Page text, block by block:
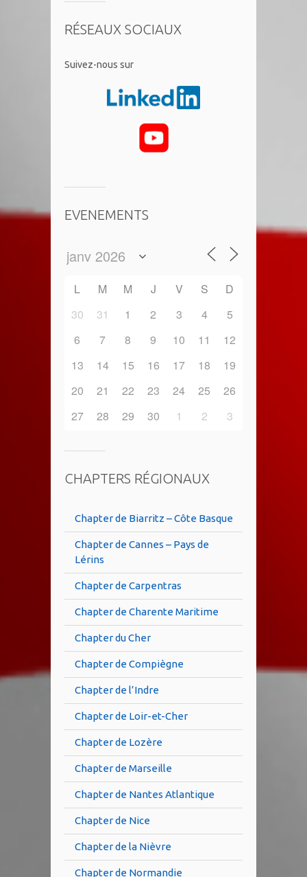
RÉSEAUX SOCIAUX
​Suivez-nous sur
EVENEMENTS
L M M J V S
D
30
31 1 2 3 4
5
6
7 8 9 10 11
12
13
14 15 16 17 18
19
20
21 22 23 24 25
26
27
28 29 30 1 2 3
CHAPTERS RÉGIONAUX
Chapter de Biarritz – Côte Basque
Chapter de Cannes – Pays de
Lérins
Chapter de Carpentras
Chapter de Charente Maritime
Chapter du Cher
Chapter de Compiègne
Chapter de l’Indre
Chapter de Loir-et-Cher
Chapter de Lozère
Chapter de Marseille
Chapter de Nantes Atlantique
Chapter de Nice
Chapter de la Nièvre
Chapter de Normandie